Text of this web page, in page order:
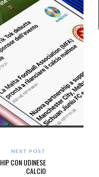
NEXT POST
CON UDINESE
CALCIO